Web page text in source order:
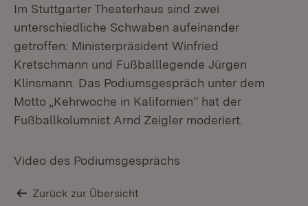
Im Stuttgarter Theaterhaus sind zwei
unterschiedliche Schwaben aufeinander
getroffen: Ministerpräsident Winfried
Kretschmann und Fußballlegende Jürgen
Klinsmann. Das Podiumsgespräch unter dem
Motto „Kehrwoche in Kalifornien” hat der
Fußballkolumnist Arnd Zeigler moderiert.
Video des Podiumsgesprächs
Zurück zur Übersicht